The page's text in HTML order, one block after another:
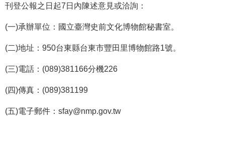
民
務
性
別
等
刊登公報之日起7日內陳述意見或洽詢：
(一)承辦單位：國立臺灣史前文化博物館秘書室。
(二)地址：950台東縣台東市豐田里博物館路1號。
(三)電話：(089)381166分機226
(四)傳真：(089)381199
(五)電子郵件：sfay@nmp.gov.tw